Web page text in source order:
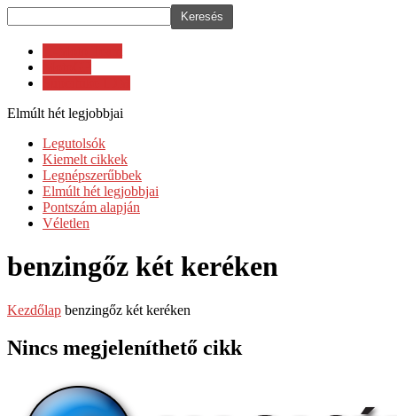
Elmúlt hét legjobbjai
Legutolsók
Kiemelt cikkek
Legnépszerűbbek
Elmúlt hét legjobbjai
Pontszám alapján
Véletlen
benzingőz két keréken
Kezdőlap benzingőz két keréken
Nincs megjeleníthető cikk